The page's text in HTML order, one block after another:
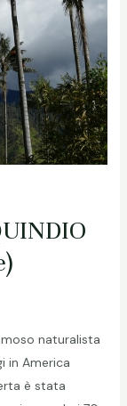
naturalista
in America
è stata